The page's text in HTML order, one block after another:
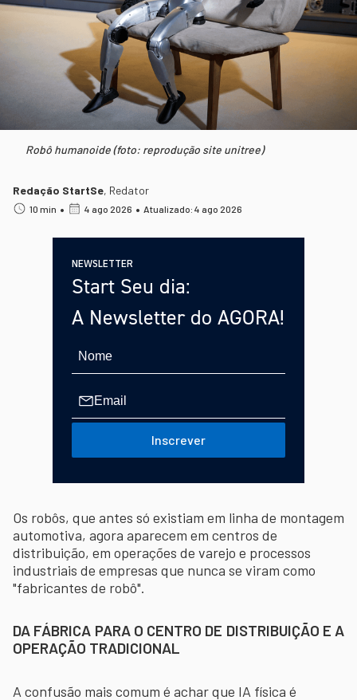
Robô humanoide (foto: reprodução site unitree)
Redação StartSe, Redator
10 min • 4 ago 2026 • Atualizado: 4 ago 2026
NEWSLETTER
Start Seu dia:
A Newsletter do AGORA!
Inscrever
Os robôs, que antes só existiam em linha de montagem
automotiva, agora aparecem em centros de
distribuição, em operações de varejo e processos
industriais de empresas que nunca se viram como
"fabricantes de robô".
DA FÁBRICA PARA O CENTRO DE DISTRIBUIÇÃO E A
OPERAÇÃO TRADICIONAL
A confusão mais comum é achar que IA física é